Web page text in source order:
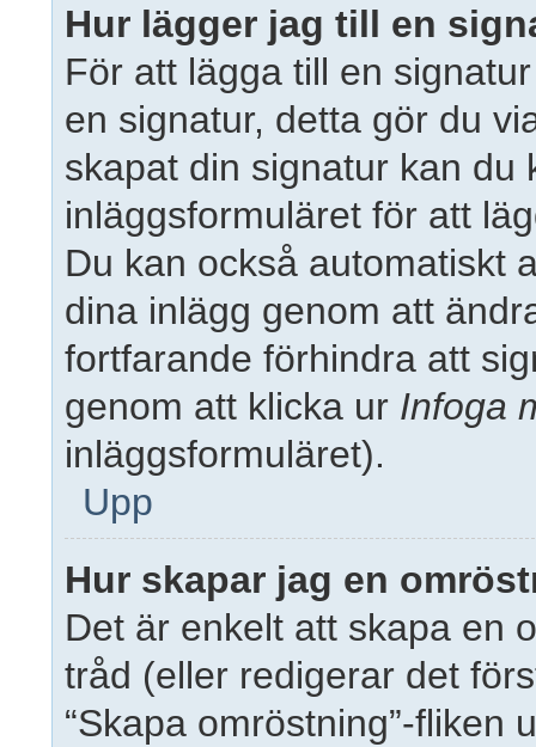
Hur lägger jag till en
För att lägga till en
en signatur, detta gör du
skapat din signatur kan du
inläggsformuläret för att
Du kan också automatiskt
dina inlägg genom att
fortfarande förhindra att
genom att klicka ur Infoga
inläggsformuläret).
Upp
Hur skapar jag en
Det är enkelt att skapa en
tråd (eller redigerar det
“Skapa omröstning”-fliken